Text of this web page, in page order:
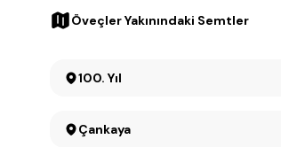
Öveçler Yakınındaki Semtler
100. Yıl
Çankaya